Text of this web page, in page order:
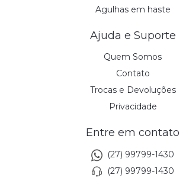
Agulhas em haste
Ajuda e Suporte
Quem Somos
Contato
Trocas e Devoluções
Privacidade
Entre em contato
(27) 99799-1430
(27) 99799-1430